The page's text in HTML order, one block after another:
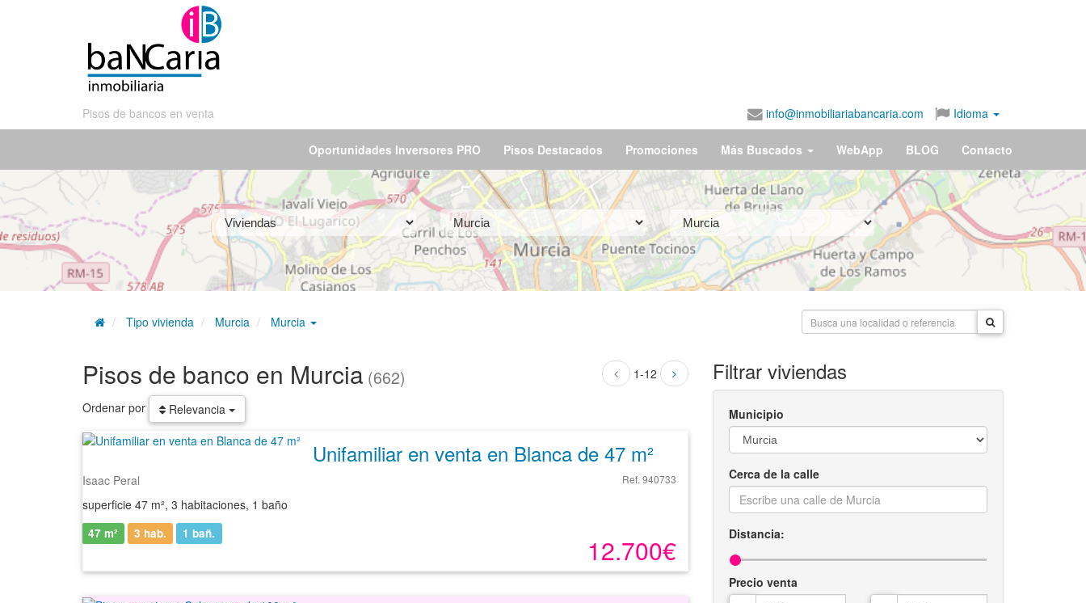
Pisos de bancos en venta info@inmobiliariabancaria.com Idioma
Oportunidades Inversores PRO Pisos Destacados Promociones Más Buscados WebApp BLOG Contacto
Tipo vivienda Murcia Murcia
1-12
Pisos de banco en Murcia (662)
Ordenar por Relevancia
Unifamiliar en venta en Blanca de 47 m²
Isaac Peral Ref. 940733
superficie 47 m², 3 habitaciones, 1 baño
12.700€
47 m² 3 hab. 1 bañ.
Filtrar viviendas
Municipio
Cerca de la calle
Distancia:
Precio venta